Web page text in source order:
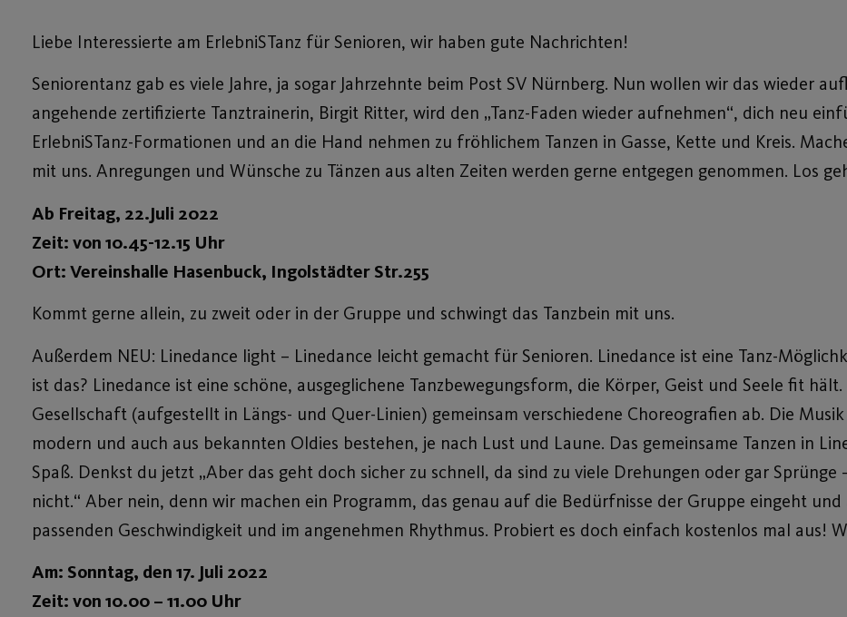
Liebe Interessierte am ErlebniSTanz für Senioren, wir haben gute Nachrichten!
Seniorentanz gab es viele Jahre, ja sogar Jahrzehnte beim Post SV Nürnberg. Nun wollen wir das wieder
angehende zertifizierte Tanztrainerin, Birgit Ritter, wird den „Tanz-Faden wieder aufnehmen“, dich neu
ErlebniSTanz-Formationen und an die Hand nehmen zu fröhlichem Tanzen in Gasse, Kette und Kreis.
mit uns. Anregungen und Wünsche zu Tänzen aus alten Zeiten werden gerne entgegen genommen. Los
Ab Freitag, 22.Juli 2022
Zeit: von 10.45-12.15 Uhr
Ort: Vereinshalle Hasenbuck, Ingolstädter Str.255
Kommt gerne allein, zu zweit oder in der Gruppe und schwingt das Tanzbein mit uns.
Außerdem NEU: Linedance light – Linedance leicht gemacht für Senioren. Linedance ist eine Tanz-
ist das? Linedance ist eine schöne, ausgeglichene Tanzbewegungsform, die Körper, Geist und Seele fit
Gesellschaft (aufgestellt in Längs- und Quer-Linien) gemeinsam verschiedene Choreografien ab. Die
modern und auch aus bekannten Oldies bestehen, je nach Lust und Laune. Das gemeinsame Tanzen in
Spaß. Denkst du jetzt „Aber das geht doch sicher zu schnell, da sind zu viele Drehungen oder gar Sprünge
nicht.“ Aber nein, denn wir machen ein Programm, das genau auf die Bedürfnisse der Gruppe eingeht
passenden Geschwindigkeit und im angenehmen Rhythmus. Probiert es doch einfach kostenlos mal aus!
Am: Sonntag, den 17. Juli 2022
Zeit: von 10.00 – 11.00 Uhr